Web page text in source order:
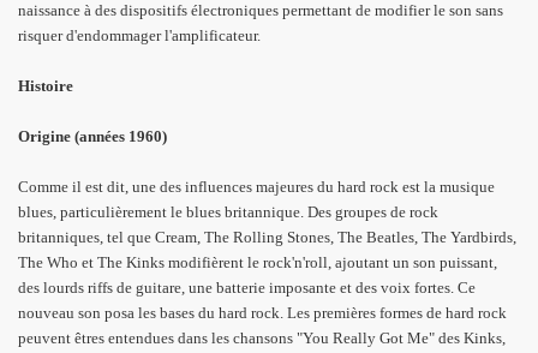
naissance à des dispositifs électroniques permettant de modifier le son sans
risquer d'endommager l'amplificateur.
Histoire
Origine (années 1960)
Comme il est dit, une des influences majeures du hard rock est la musique
blues, particulièrement le blues britannique. Des groupes de rock
britanniques, tel que Cream, The Rolling Stones, The Beatles, The Yardbirds,
The Who et The Kinks modifièrent le rock'n'roll, ajoutant un son puissant,
des lourds riffs de guitare, une batterie imposante et des voix fortes. Ce
nouveau son posa les bases du hard rock. Les premières formes de hard rock
peuvent êtres entendues dans les chansons "You Really Got Me" des Kinks,